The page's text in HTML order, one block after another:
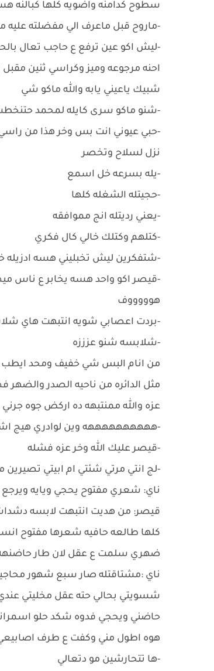
سطوح كدامنه واضويه كلها كبالنه
-ماروح قبل ماعرف الي مفضلته عليه
-ليش اكو عين ترفع ع حاجب تعال
احنه مرجوعه وميز وكراسي ثنين
شبيك ياعيني يابه والله ماكو شي
-شنو ماكو سرى كايله لمحمد
-حبي عيوني انت بس وخر هذا من
نزل لسلاح وتخصر
-يله بسرعه خل اسمع
-حجيتله الشغله كلها
-يعني رديتله انج مموافقه
-كتلهم وكتلك خالي كال فكري
-شتفكرين ليش تخبليني هسه ادزيله
-قيصر اكو واحد هسه يخابر ع ناس
هوووووف
-بردت اعصابي شويه انتبهت هاي
-شلابسه شنو عزززه
من انام البس شي خفيف ومحد
مثل الدائره من ناحيه الصدر والضهر
عزه والله ممنتبهه ده اركض جوه جرني
-ههههههههههه وين لوادري هيج
-قيصر عليك الله وخر عزه فشله
-لج انتي مرتي شئتي ام ابيتي تصيرين
ناي: شعري مفتوح يحجي ويايه
قيصر: من هديت انتبهت لابسه
كلها طالعه حافيه شعرها مفتوح
ضهري سلمت ع عقل لان طار حاضنهه
ناي :مشتاقتله صار سبع شهور
شسويتي بحالي حته عقل مخليتي عندي
حاضني ويحجي فدوه شكد حلو
هوه اطول مني وكفت ع طرف
-ها تتحارشين مو دتعالي